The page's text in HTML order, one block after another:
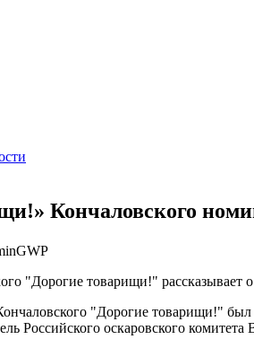
Кончаловского
"Дорогие товарищи!" рассказывает о
"Дорогие товарищи!"
Российского оскаровского